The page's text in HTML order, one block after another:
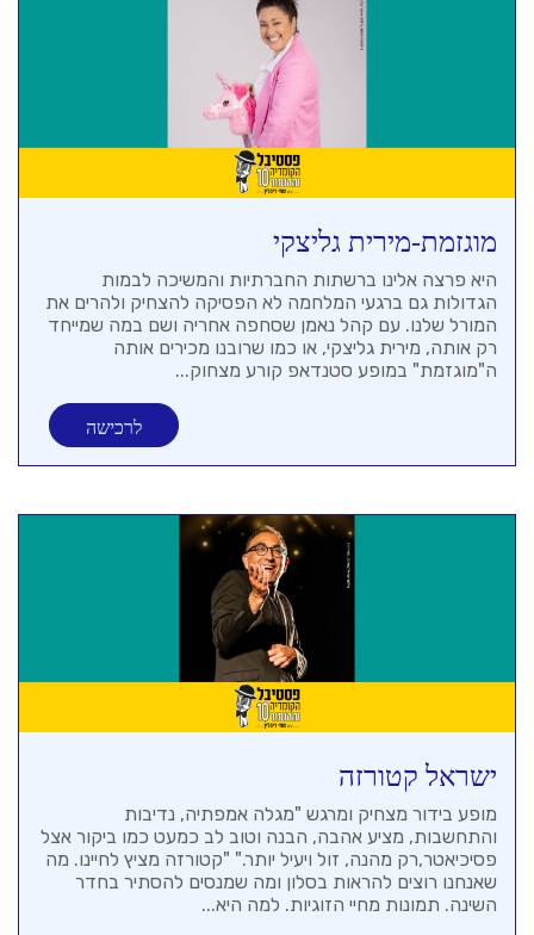
מוגזמת-מירית גליצקי
היא פרצה אלינו ברשתות החברתיות והמשיכה לבמות
הגדולות גם ברגעי המלחמה לא הפסיקה להצחיק ולהרים את
המורל שלנו. עם קהל נאמן שסחפה אחריה ושם במה שמייחד
רק אותה, מירית גליצקי, או כמו שרובנו מכירים אותה
ה"מוגזמת" במופע סטנדאפ קורע מצחוק...
לרכישה
ישראל קטורזה
מופע בידור מצחיק ומרגש "מגלה אמפתיה, נדיבות
והתחשבות, מציע אהבה, הבנה וטוב לב כמעט כמו ביקור אצל
פסיכיאטר,רק מהנה, זול ויעיל יותר." "קטורזה מציץ לחיינו. מה
שאנחנו רוצים להראות בסלון ומה שמנסים להסתיר בחדר
השינה. תמונות מחיי הזוגיות. למה היא...